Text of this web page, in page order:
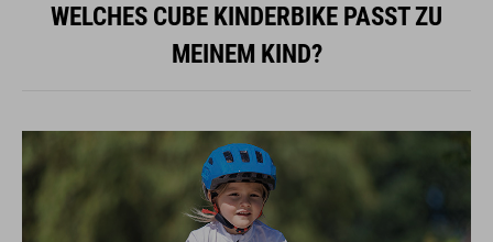
WELCHES CUBE KINDERBIKE PASST ZU
MEINEM KIND?